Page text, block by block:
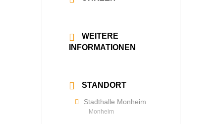
WEITERE
INFORMATIONEN
STANDORT
Stadthalle Monheim
Monheim